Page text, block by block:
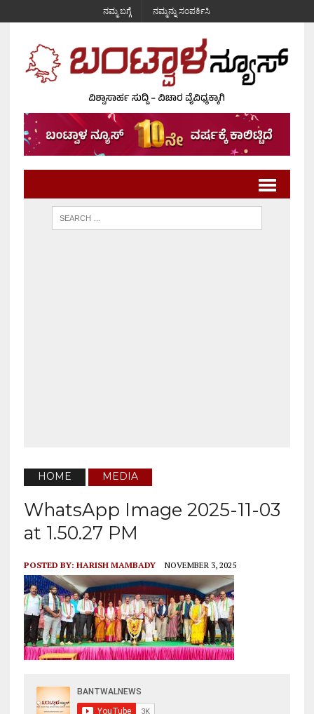
ನಮ್ಮ ಬಗ್ಗೆ ನಮ್ಮನ್ನು ಸಂಪರ್ಕಿಸಿ
HOME MEDIA
WhatsApp Image 2025-11-03
at 1.50.27 PM
POSTED BY: HARISH MAMBADY NOVEMBER 3, 2025